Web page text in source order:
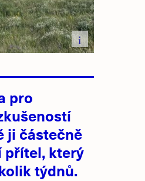
i
pro
ji částečně
přítel, který
týdnů.